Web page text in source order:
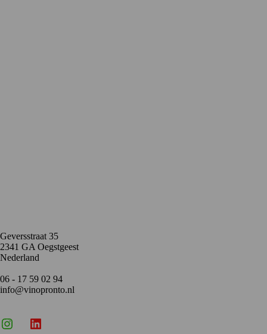
Geversstraat 35
2341 GA Oegstgeest
Nederland
06 - 17 59 02 94
info@vinopronto.nl
InstagramLinkedIn